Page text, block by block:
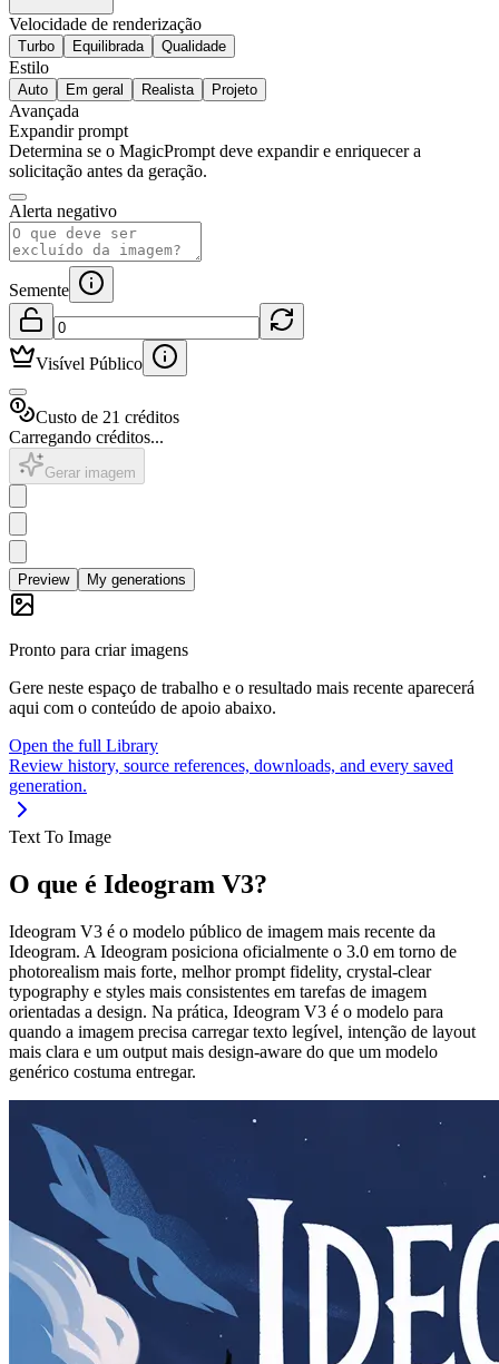
Velocidade de renderização
Turbo Equilibrada Qualidade
Estilo
Auto Em geral Realista Projeto
Avançada
Expandir prompt
Determina se o MagicPrompt deve expandir e enriquecer a
solicitação antes da geração.
Alerta negativo
Semente
Visível Público
Custo de 21 créditos
Carregando créditos...
Gerar imagem
Preview My generations
Pronto para criar imagens
Gere neste espaço de trabalho e o resultado mais recente aparecerá
aqui com o conteúdo de apoio abaixo.
Open the full Library
Review history, source references, downloads, and every saved
generation.
Text To Image
O que é Ideogram V3?
Ideogram V3 é o modelo público de imagem mais recente da
Ideogram. A Ideogram posiciona oficialmente o 3.0 em torno de
photorealism mais forte, melhor prompt fidelity, crystal-clear
typography e styles mais consistentes em tarefas de imagem
orientadas a design. Na prática, Ideogram V3 é o modelo para
quando a imagem precisa carregar texto legível, intenção de layout
mais clara e um output mais design-aware do que um modelo
genérico costuma entregar.